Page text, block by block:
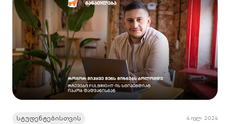
სტუდენტებისთვის 4 ივლ. 2024